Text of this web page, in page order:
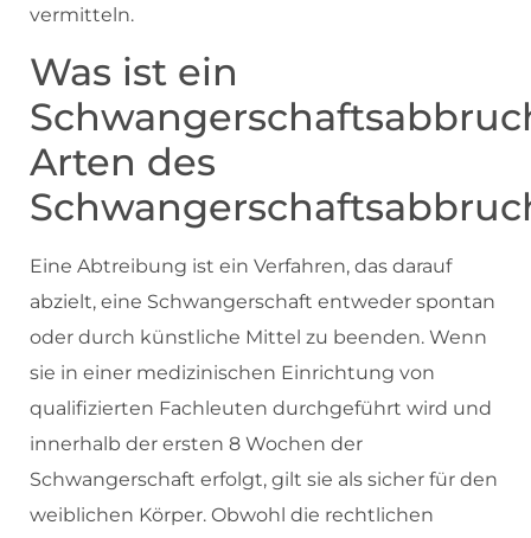
vermitteln.
Was ist ein
Arten des
Eine Abtreibung ist ein Verfahren, das darauf
abzielt, eine Schwangerschaft entweder spontan
oder durch künstliche Mittel zu beenden. Wenn
sie in einer medizinischen Einrichtung von
qualifizierten Fachleuten durchgeführt wird und
innerhalb der ersten 8 Wochen der
Schwangerschaft erfolgt, gilt sie als sicher für den
weiblichen Körper. Obwohl die rechtlichen